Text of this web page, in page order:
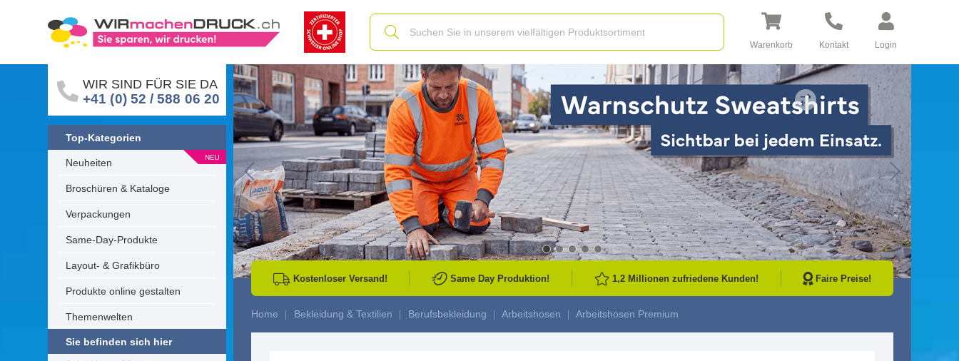
Warenkorb Kontakt Login
WIR SIND FÜR SIE DA
+41 (0) 52 / 588 06 20
Top-Kategorien
Neuheiten
Broschüren & Kataloge
Verpackungen
Same-Day-Produkte
Layout- & Grafikbüro
Produkte online gestalten
Themenwelten
Sie befinden sich hier
Go to Previous Slide Go to Next
Kostenloser Versand! Same Day Produktion! 1,2 Millionen zufriedene Kunden! Faire Preise!
Home Bekleidung & Textilien Berufsbekleidung Arbeitshosen Arbeitshosen Premium